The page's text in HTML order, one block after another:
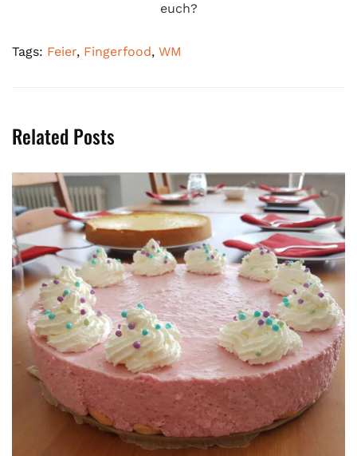
euch?
Tags: Feier, Fingerfood, WM
Related Posts